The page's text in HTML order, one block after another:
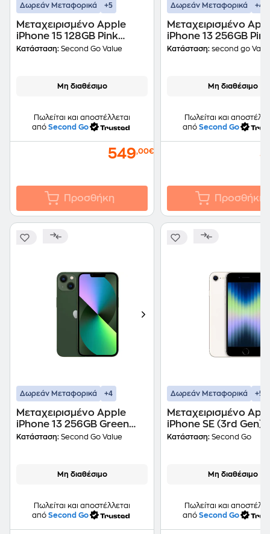
Δωρεάν Μεταφορικά +5
Μεταχειρισμένο Apple
iPhone 15 128GB Pink
second go value Certified
Κατάσταση: Second Go Value
Μη διαθέσιμο
Πωλείται και αποστέλλεται
από Second Go
549,00€
Προσθήκη
Δωρεάν Μεταφορικά +4
Μεταχειρισμένο
iPhone 13 256GB Pink
second go value
Κατάσταση: second go
Μη διαθέσιμο
Πωλείται και
από Second Go
Προσθήκη
Δωρεάν Μεταφορικά +4
Μεταχειρισμένο Apple
iPhone 13 256GB Green
second go value Certified
Κατάσταση: Second Go Value
Μη διαθέσιμο
Πωλείται και αποστέλλεται
από Second Go
Δωρεάν Μεταφορικά +5
Μεταχειρισμένο
iPhone SE (3rd Gen)
Starlight second go
Κατάσταση: Second Go
Μη διαθέσιμο
Πωλείται και
από Second Go